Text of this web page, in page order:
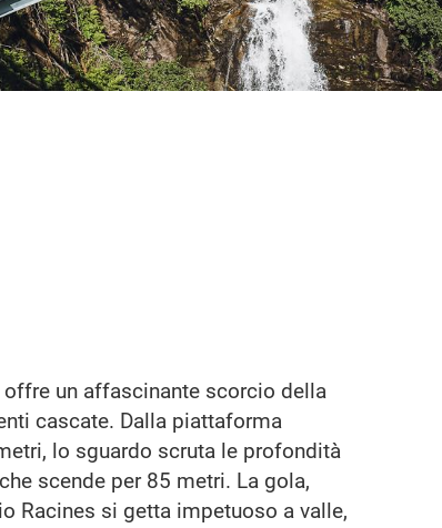
un affascinante scorcio della
cascate. Dalla piattaforma
lo sguardo scruta le profondità
scende per 85 metri. La gola,
Racines si getta impetuoso a valle,